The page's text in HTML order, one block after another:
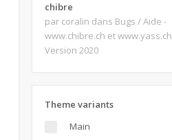
chibre
par coralin dans Bugs / Aide -
www.chibre.ch et www.yass.ch
Version 2020
Theme variants
Main